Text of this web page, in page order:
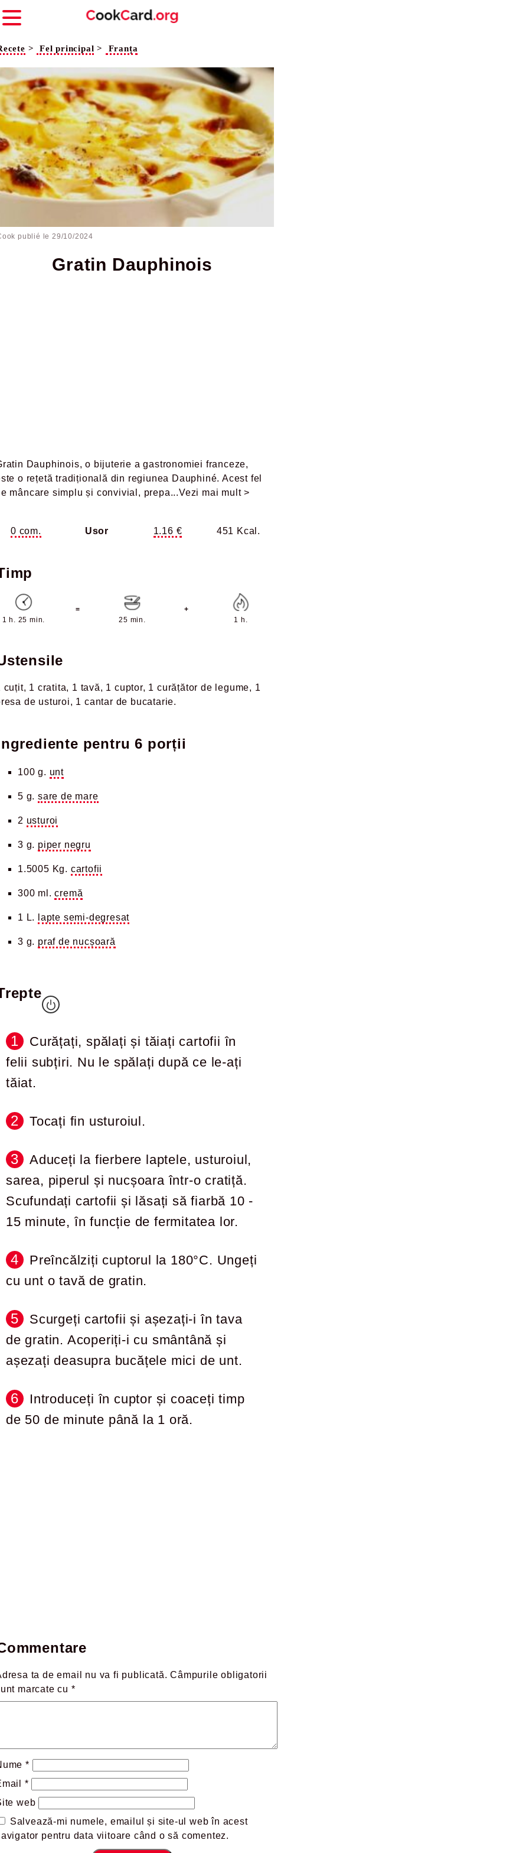
> Fel principal > Franța
publié le29/10/2024
Gratin Dauphinois
Dauphinois, o bijuterie a gastronomiei franceze,
o rețetă tradițională din regiunea Dauphiné. Acest fel
mâncare simplu și convivial, prepa...Vezi mai mult >
0 com. Usor 1.16 € 451 Kcal.
Timp
1 h. 25 min.
=
25 min.
+
1 h.
Ustensile
cuțit 1 cratita 1 tavă 1 cuptor 1 curățător de legume
1
de usturoi
1 cantar de bucatarie
Ingrediente pentru6 porții
100 g. unt
5 g. sare de mare
2 usturoi
3 g. piper negru
1.5005 Kg. cartofii
300 ml.cremă
1 L. lapte semi-degresat
3 g. praf de nucșoară
Trepte
Curățați, spălați și tăiați cartofii în
felii subțiri. Nu le spălați după ce le-ați
tăiat.
Tocați fin usturoiul.
Aduceți la fierbere laptele, usturoiul,
sarea, piperul și nucșoara într-o cratiță.
Scufundați cartofii și lăsați să fiarbă 10 -
15 minute, în funcție de fermitatea lor.
Preîncălziți cuptorul la 180°C. Ungeți
cu unt o tavă de gratin.
Scurgeți cartofii și așezați-i în tava
de gratin. Acoperiți-i cu smântână și
așezați deasupra bucățele mici de unt.
Introduceți în cuptor și coaceți timp
de 50 de minute până la 1 oră.
Commentare
ta de email nu va fi publicată. Câmpurile obligatorii
marcate cu *
*
*
web
Salvează-mi numele, emailul și site-ul web în acest
pentru data viitoare când o să comentez.